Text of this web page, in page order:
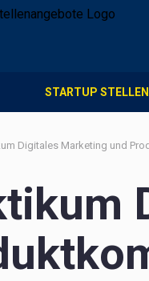
STARTUP
Digitales Marketing und